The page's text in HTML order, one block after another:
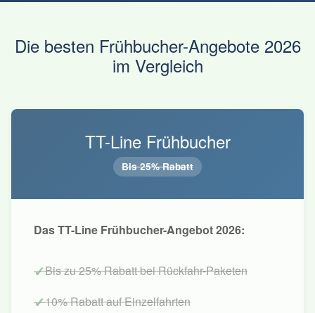
Die besten Frühbucher-Angebote 2026
im Vergleich
TT-Line Frühbucher
Bis 25% Rabatt
Das TT-Line Frühbucher-Angebot 2026:
Bis zu 25% Rabatt bei Rückfahr-Paketen
10% Rabatt auf Einzelfahrten